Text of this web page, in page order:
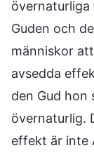
Guden och
människor
avsedda
den Gud hon
övernaturlig.
effekt är inte